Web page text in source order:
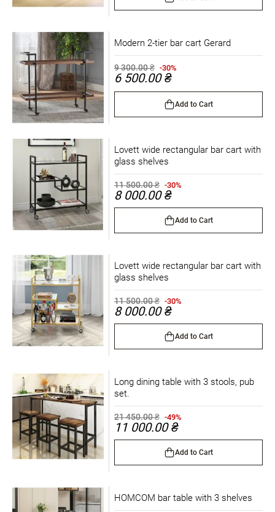
Modern 2-tier bar cart Gerard
9 300.00 ₴ -30%
6 500.00 ₴
Add to Cart
Lovett wide rectangular bar cart with
glass shelves
11 500.00 ₴ -30%
8 000.00 ₴
Add to Cart
Lovett wide rectangular bar cart with
glass shelves
11 500.00 ₴ -30%
8 000.00 ₴
Add to Cart
Long dining table with 3 stools, pub
set.
21 450.00 ₴ -49%
11 000.00 ₴
Add to Cart
HOMCOM bar table with 3 shelves